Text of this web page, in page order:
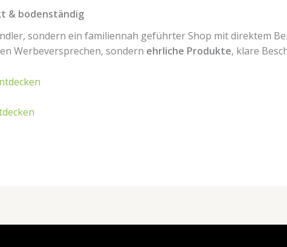
& bodenständig
sondern ein familiennah geführter Shop mit direktem
Werbeversprechen, sondern ehrliche Produkte, klare